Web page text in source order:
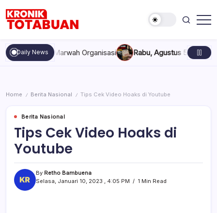
content
Totabuan
hari
ini
Kronik
Daily News
dan Marwah Organisasi Rabu, Agustus 5, 2026 , 11:44
Home / Berita Nasional / Tips Cek Video Hoaks di Youtube
Berita Nasional
Tips Cek Video Hoaks di
Youtube
By Retho Bambuena
Selasa, Januari 10, 2023 , 4:05 PM
1 Min Read